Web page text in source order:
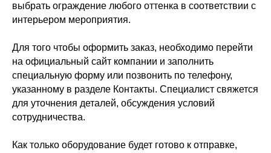
выбрать ограждение любого оттенка в соответствии с
интерьером мероприятия.
Для того чтобы оформить заказ, необходимо перейти
на официальный сайт компании и заполнить
специальную форму или позвонить по телефону,
указанному в разделе Контакты. Специалист свяжется
для уточнения деталей, обсуждения условий
сотрудничества.
Как только оборудование будет готово к отправке,